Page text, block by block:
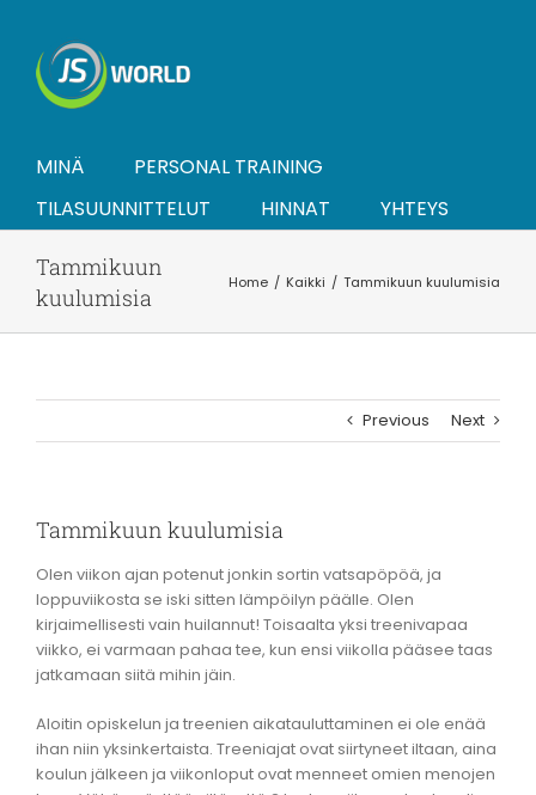
content
MINÄ
PERSONAL TRAINING
TILASUUNNITTELUT
HINNAT YHTEYS
Tammikuun
kuulumisia
Home Kaikki Tammikuun kuulumisia
Previous Next
Tammikuun kuulumisia
Olen viikon ajan potenut jonkin sortin vatsapöpöä, ja
loppuviikosta se iski sitten lämpöilyn päälle. Olen
kirjaimellisesti vain huilannut! Toisaalta yksi treenivapaa
viikko, ei varmaan pahaa tee, kun ensi viikolla pääsee taas
jatkamaan siitä mihin jäin.
Aloitin opiskelun ja treenien aikatauluttaminen ei ole enää
ihan niin yksinkertaista. Treeniajat ovat siirtyneet iltaan, aina
koulun jälkeen ja viikonloput ovat menneet omien menojen